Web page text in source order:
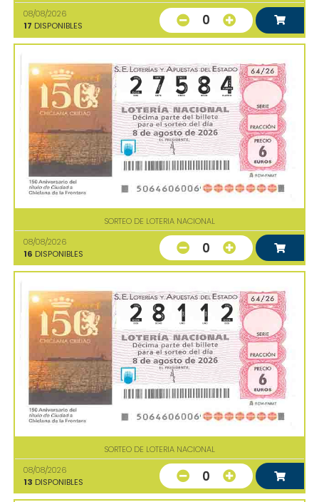
08/08/2026
17 DISPONIBLES 0
SORTEO DE LOTERIA NACIONAL
08/08/2026
16 DISPONIBLES 0
SORTEO DE LOTERIA NACIONAL
08/08/2026
13 DISPONIBLES 0